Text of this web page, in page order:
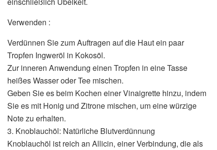
Verwenden :
Verdünnen Sie zum Auftragen auf die Haut ein paar
Tropfen Ingweröl in Kokosöl.
Zur inneren Anwendung einen Tropfen in eine Tasse
heißes Wasser oder Tee mischen.
Geben Sie es beim Kochen einer Vinaigrette hinzu, indem
Sie es mit Honig und Zitrone mischen, um eine würzige
Note zu erhalten.
3. Knoblauchöl: Natürliche Blutverdünnung
Knoblauchöl ist reich an Allicin, einer Verbindung, die als